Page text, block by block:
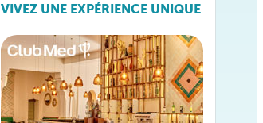
VIVEZ UNE EXPÉRIENCE UNIQUE